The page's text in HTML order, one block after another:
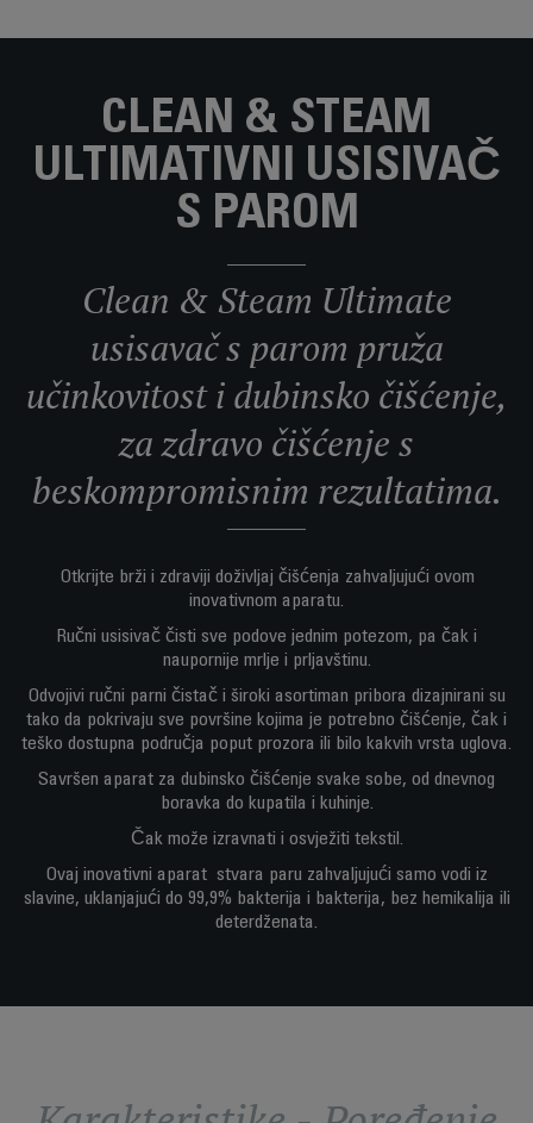
CLEAN & STEAM
ULTIMATIVNI USISIVAČ
S PAROM
Clean & Steam Ultimate
usisavač s parom pruža
učinkovitost i dubinsko čišćenje,
za zdravo čišćenje s
beskompromisnim rezultatima.
Otkrijte brži i zdraviji doživljaj čišćenja zahvaljujući ovom
inovativnom aparatu.
Ručni usisivač čisti sve podove jednim potezom, pa čak i
naupornije mrlje i prljavštinu.
Odvojivi ručni parni čistač i široki asortiman pribora dizajnirani su
tako da pokrivaju sve površine kojima je potrebno čišćenje, čak i
teško dostupna područja poput prozora ili bilo kakvih vrsta uglova.
Savršen aparat za dubinsko čišćenje svake sobe, od dnevnog
boravka do kupatila i kuhinje.
Čak može izravnati i osvježiti tekstil.
Ovaj inovativni aparat stvara paru zahvaljujući samo vodi iz
slavine, uklanjajući do 99,9% bakterija i bakterija, bez hemikalija ili
deterdženata.